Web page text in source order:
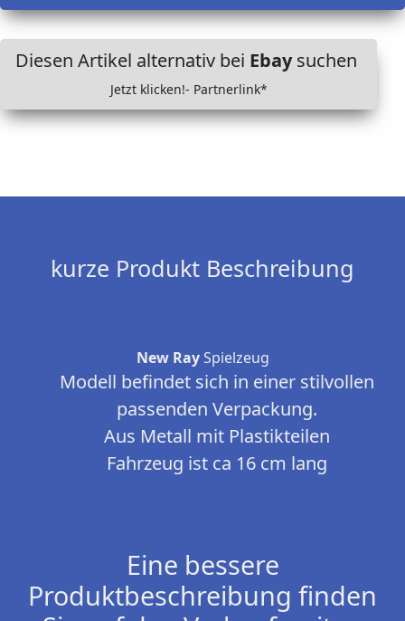
Diesen Artikel alternativ bei Ebaysuchen
Jetzt klicken!- Partnerlink*
kurze Produkt Beschreibung
New RaySpielzeug
Modell befindet sich in einer stilvollen
passenden Verpackung.
Aus Metall mit Plastikteilen
Fahrzeug ist ca 16 cm lang
Eine bessere
Produktbeschreibung finden